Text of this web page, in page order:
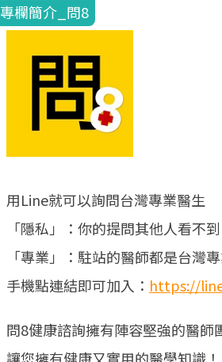
專欄簡介_問8
用Line就可以詢問台灣專業醫生
「隱私」：你的提問其他人看不到
「專業」：駐站的醫師都是台灣
手機點連結即可加入： https://
問8健康諮詢擁有陣容堅強的醫師